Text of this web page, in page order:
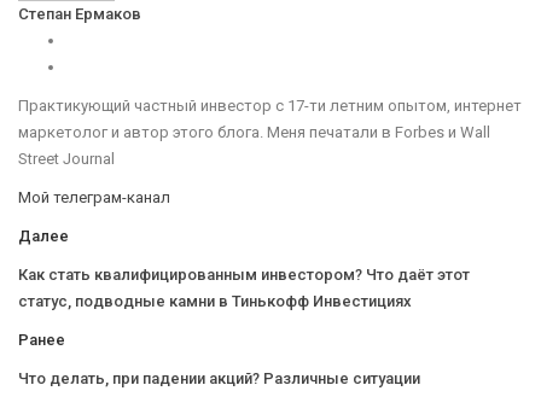
Степан Ермаков
Практикующий частный инвестор с 17-ти летним опытом, интернет
маркетолог и автор этого блога. Меня печатали в Forbes и Wall
Street Journal
Мой телеграм-канал
Далее
Как стать квалифицированным инвестором? Что даёт этот
статус, подводные камни в Тинькофф Инвестициях
Ранее
Что делать, при падении акций? Различные ситуации